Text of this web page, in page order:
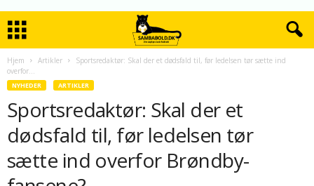
Hjem Artikler
Sportsredaktør: Skal der et dødsfald til, før ledelsen tør sætte ind
overfor...
NYHEDER ARTIKLER
Sportsredaktør: Skal der et
dødsfald til, før ledelsen tør
sætte ind overfor Brøndby-